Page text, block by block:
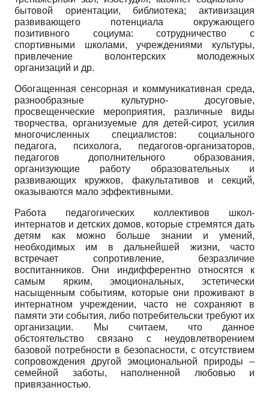
бытовой ориентации, библиотека; активизация
развивающего потенциала окружающего
позитивного социума: сотрудничество с
спортивными школами, учреждениями культуры,
привлечение волонтерских молодежных
организаций и др.
Обогащенная сенсорная и коммуникативная среда,
разнообразные культурно- досуговые,
просвещенческие мероприятия, различные виды
творчества, организуемые для детей-сирот, усилия
многочисленных специалистов: социального
педагога, психолога, педагогов-организаторов,
педагогов дополнительного образования,
организующие работу образовательных и
развивающих кружков, факультативов и секций,
оказываются мало эффективными.
Работа педагогических коллективов школ-
интернатов и детских домов, которые стремятся дать
детям как можно больше знании и умений,
необходимых им в дальнейшей жизни, часто
встречает сопротивление, безразличие
воспитанников. Они индифферентно относятся к
самым ярким, эмоциональных, эстетически
насыщенным событиям, которые они проживают в
интернатном учреждении, часто не сохраняют в
памяти эти события, либо потребительски требуют их
организации. Мы считаем, что данное
обстоятельство связано с неудовлетворением
базовой потребности в безопасности, с отсутствием
сопровождения другой эмоциональной природы –
семейной заботы, наполненной любовью и
привязанностью.